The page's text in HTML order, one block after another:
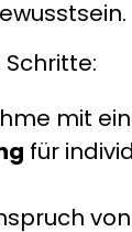
mit
für
von